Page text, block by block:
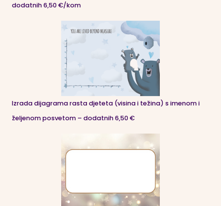
dodatnih 6,50 €/kom
Izrada dijagrama rasta djeteta (visina i težina) s imenom i
željenom posvetom – dodatnih 6,50 €